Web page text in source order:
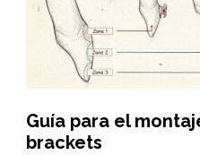
Guía para el
brackets